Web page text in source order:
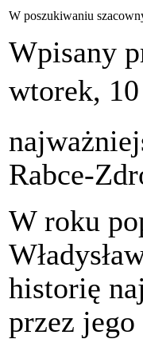
W poszukiwaniu
Wpisany
wtorek,
Rabce-
W roku
historię
przez jego